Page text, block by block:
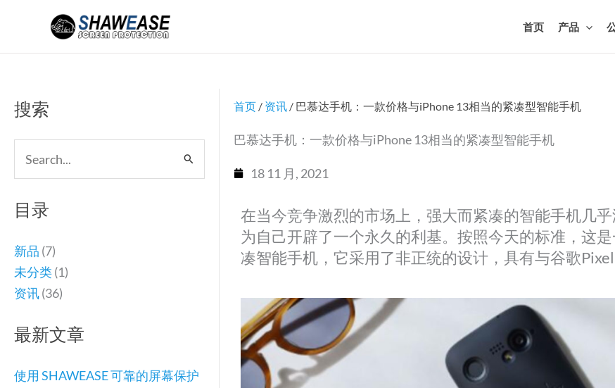
内
首页 产品
搜索
搜
索：
目录
新品 (7)
未分类(1)
资讯(36)
最新文章
使用 SHAWEASE 可靠的屏幕保护
首页 / 资讯 / 巴慕达手机：一款价格与iPhone 13相当的紧凑型智能手机
巴慕达手机：一款价格与iPhone 13相当的紧凑型智能手机
18 11 月, 2021
在当今竞争激烈的市场上，强大而紧凑的智能手机几
为自己开辟了一个永久的利基。按照今天的标准，这
凑智能手机，它采用了非正统的设计，具有与谷歌Pixel